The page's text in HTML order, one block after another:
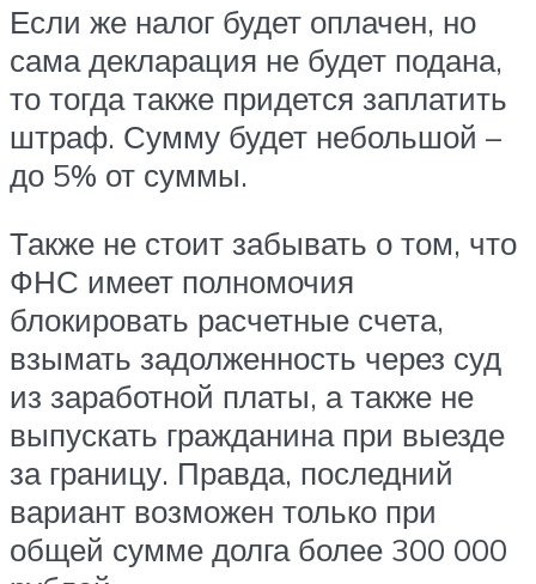
Если же налог будет оплачен, но
сама декларация не будет подана,
то тогда также придется заплатить
штраф. Сумму будет небольшой –
до 5% от суммы.
Также не стоит забывать о том, что
ФНС имеет полномочия
блокировать расчетные счета,
взымать задолженность через суд
из заработной платы, а также не
выпускать гражданина при выезде
за границу. Правда, последний
вариант возможен только при
общей сумме долга более 300 000